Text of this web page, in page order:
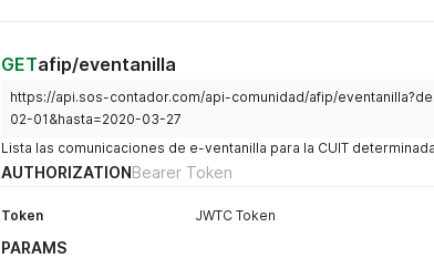
GETafip/eventanilla
https://api.sos-contador.com/api-comunidad/afip/
02-01&hasta=2020-03-27
Lista las comunicaciones de e-ventanilla para la CUIT
AUTHORIZATIONBearer Token
Token JWTC Token
PARAMS